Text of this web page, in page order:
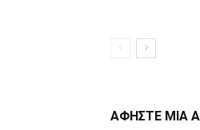
ΑΦΗΣΤΕ ΜΙΑ